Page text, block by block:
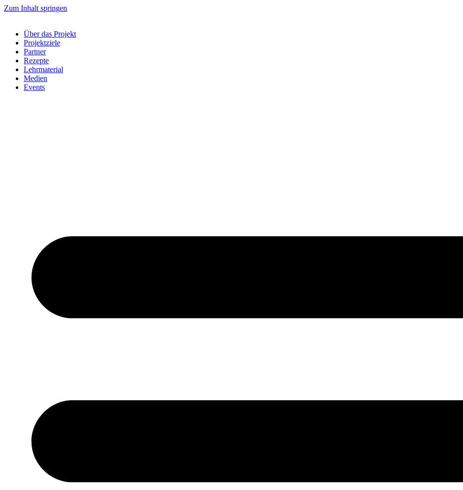
Zum Inhalt springen
Über das Projekt
Projektziele
Partner
Rezepte
Lehrmaterial
Medien
Events